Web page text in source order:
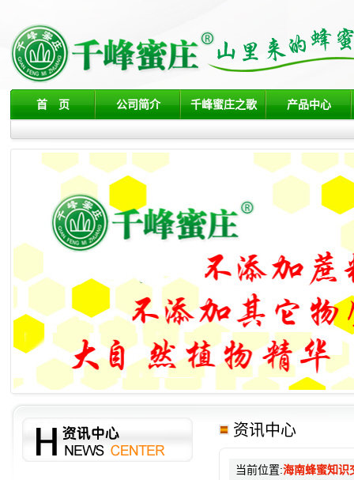
首 页 公司简介 千峰蜜庄之歌 产品中心
资讯中心
当前位置:海南蜂蜜知识